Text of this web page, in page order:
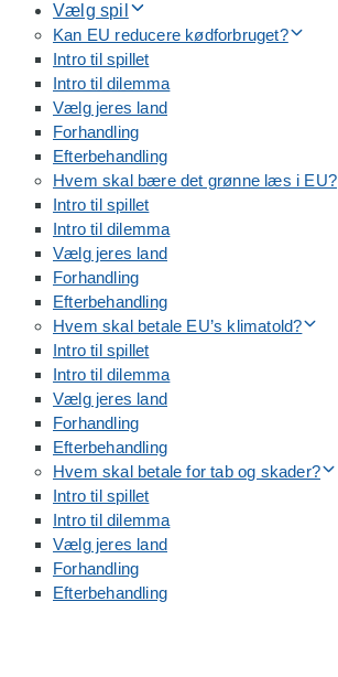
Vælg spil
Kan EU reducere kødforbruget?
Intro til spillet
Intro til dilemma
Vælg jeres land
Forhandling
Efterbehandling
Hvem skal bære det grønne læs i EU?
Intro til spillet
Intro til dilemma
Vælg jeres land
Forhandling
Efterbehandling
Hvem skal betale EU’s klimatold?
Intro til spillet
Intro til dilemma
Vælg jeres land
Forhandling
Efterbehandling
Hvem skal betale for tab og skader?
Intro til spillet
Intro til dilemma
Vælg jeres land
Forhandling
Efterbehandling